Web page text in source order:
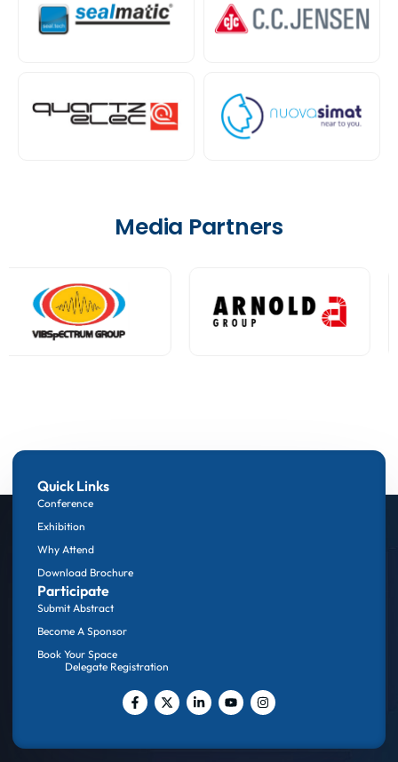
Media Partners
Quick Links
Conference
Exhibition
Why Attend
Download Brochure
Participate
Submit Abstract
Become A Sponsor
Book Your Space
Delegate Registration